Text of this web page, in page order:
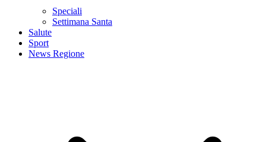
Speciali
Settimana Santa
Salute
Sport
News Regione